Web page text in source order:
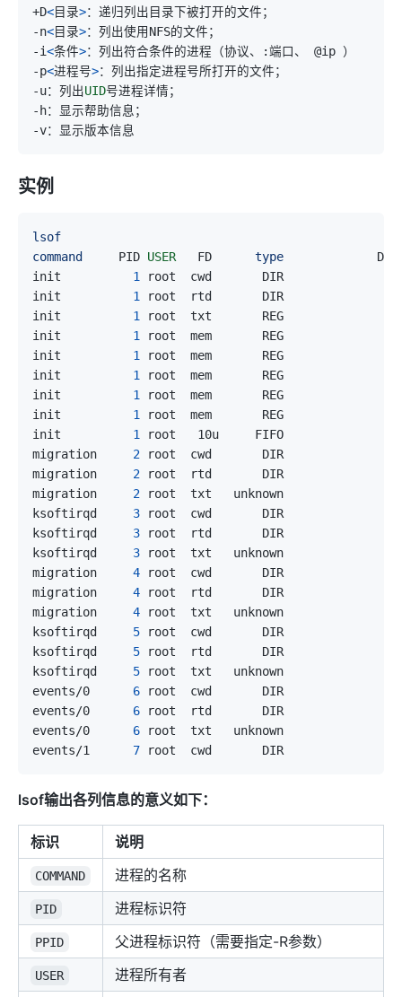
+D<目录>
-n<目录>
-i<条件>
-p<进程号>
-u：列出UID
实例
lsof
command
     PID
USER
   FD
type
init 1 root  cwd       DIR
init 1 root  rtd       DIR
init 1 root  txt       REG
init 1 root  mem       REG
init 1 root  mem       REG
init 1 root  mem       REG
init 1 root  mem       REG
init 1 root  mem       REG
init 1 root   10u     FIFO
migration 2 root  cwd       DIR
migration 2 root  rtd       DIR
migration 2
ksoftirqd 3 root  cwd       DIR
ksoftirqd 3 root  rtd       DIR
ksoftirqd 3
migration 4 root  cwd       DIR
migration 4 root  rtd       DIR
migration 4
ksoftirqd 5 root  cwd       DIR
ksoftirqd 5 root  rtd       DIR
ksoftirqd 5
events/0 6 root  cwd       DIR
events/0 6 root  rtd       DIR
events/0 6
events/1 7 root  cwd       DIR
lsof输出各列信息的意义如下：
标识 说明
COMMAND 进程的名称
PID 进程标识符
PPID 父进程标识符（需要指定-R参数）
USER 进程所有者